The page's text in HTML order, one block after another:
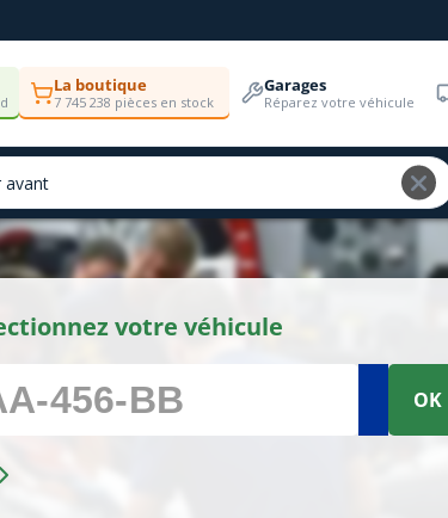
La boutique
7 745 238 pièces en stock
Garages
Réparez votre véhicule
votre véhicule
OK